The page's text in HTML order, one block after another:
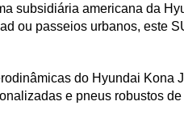
subsidiária americana da
ou passeios urbanos, este
do Hyundai Kona
e pneus robustos